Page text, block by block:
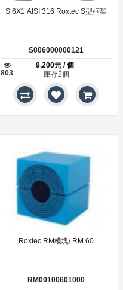
S 6X1 AISI 316 Roxtec S型框架
S006000000121
803
9,200元 / 個
庫存2個
Roxtec RM模塊/ RM 60
RM00100601000